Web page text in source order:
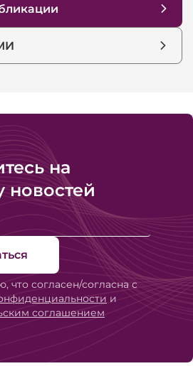
на
новостей
что согласен/согласна с
и
соглашением